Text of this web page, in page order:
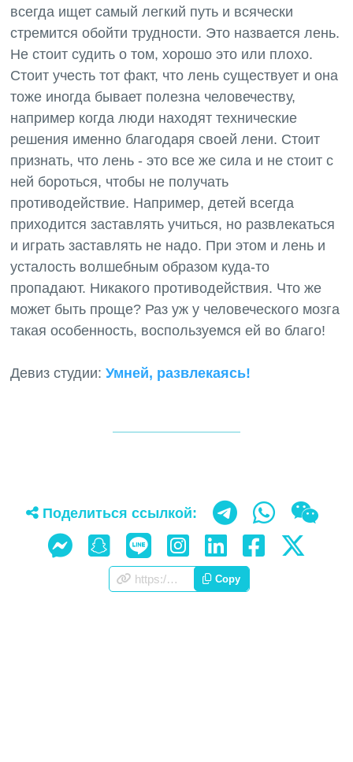
всегда ищет самый легкий путь и всячески
стремится обойти трудности. Это назвается лень.
Не стоит судить о том, хорошо это или плохо.
Стоит учесть тот факт, что лень существует и она
тоже иногда бывает полезна человечеству,
например когда люди находят технические
решения именно благодаря своей лени. Стоит
признать, что лень - это все же сила и не стоит с
ней бороться, чтобы не получать
противодействие. Например, детей всегда
приходится заставлять учиться, но развлекаться
и играть заставлять не надо. При этом и лень и
усталость волшебным образом куда-то
пропадают. Никакого противодействия. Что же
может быть проще? Раз уж у человеческого мозга
такая особенность, воспользуемся ей во благо!
Девиз студии:Умней, развлекаясь!
Поделиться ссылкой:
https://appscorporation.com/ru/vision.html Copy